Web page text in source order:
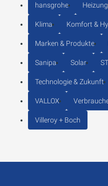
hansgrohe Heizung
Klima Komfort &
Marken & Produkte
Sanipa Solar
Technologie & Zukunft
VALLOX
Villeroy + Boch